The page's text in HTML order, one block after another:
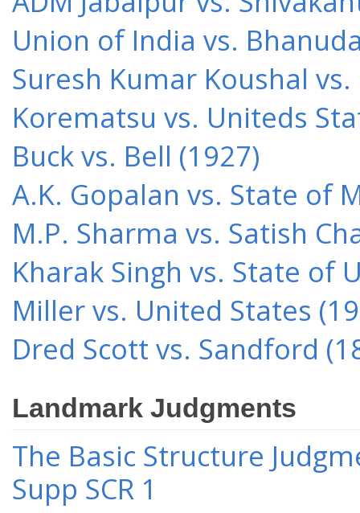
Union of India vs.
Suresh Kumar Koushal
Korematsu vs. Uniteds
Buck vs. Bell (1927)
A.K. Gopalan vs. State of
M.P. Sharma vs. Satish
Kharak Singh vs. State of
Miller vs. United States
Dred Scott vs. Sandford
Landmark Judgments
The Basic Structure
Supp SCR 1